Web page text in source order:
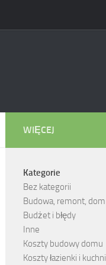
WIĘCEJ
Kategorie
Bez kategorii
Budowa, remont, dom
Budżet i błędy
Inne
Koszty budowy domu
Koszty łazienki i kuchni